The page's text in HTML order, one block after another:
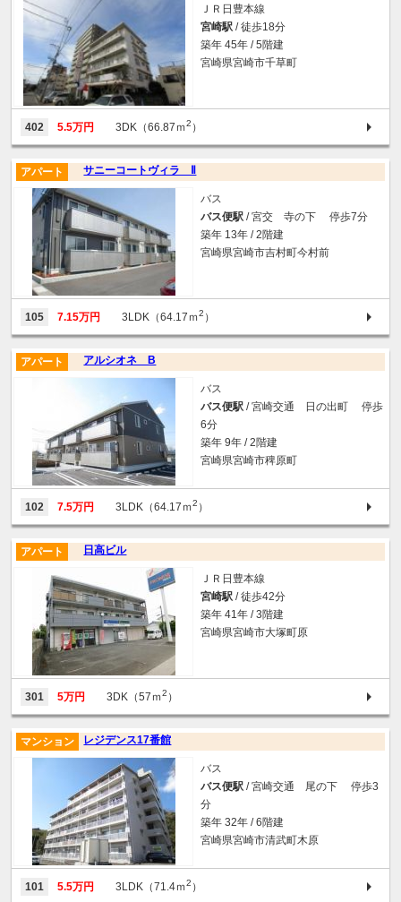
ＪＲ日豊本線
宮崎駅 / 徒歩18分
築年 45年 / 5階建
宮崎県宮崎市千草町
402 5.5万円 3DK（66.87ｍ2 ）
サニーコートヴィラ Ⅱ
アパート
バス
バス便駅 / 宮交 寺の下 停歩7分
築年 13年 / 2階建
宮崎県宮崎市吉村町今村前
105 7.15万円 3LDK（64.17ｍ2 ）
アルシオネ B
アパート
バス
バス便駅 / 宮崎交通 日の出町 停歩
6分
築年 9年 / 2階建
宮崎県宮崎市稗原町
102 7.5万円 3LDK（64.17ｍ2 ）
日高ビル
アパート
ＪＲ日豊本線
宮崎駅 / 徒歩42分
築年 41年 / 3階建
宮崎県宮崎市大塚町原
301 5万円 3DK（57ｍ2 ）
レジデンス17番館
マンション
バス
バス便駅 / 宮崎交通 尾の下 停歩3
分
築年 32年 / 6階建
宮崎県宮崎市清武町木原
101 5.5万円 3LDK（71.4ｍ2 ）